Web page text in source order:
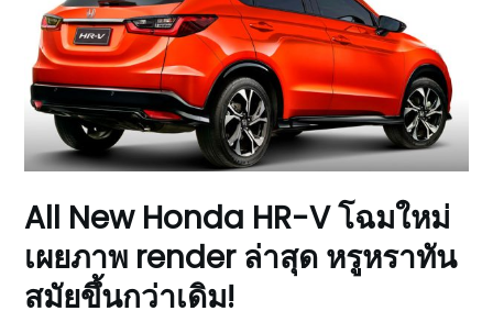
All New Honda HR-V โฉมใหม่
เผยภาพ render ล่าสุด หรูหราทัน
สมัยขึ้นกว่าเดิม!